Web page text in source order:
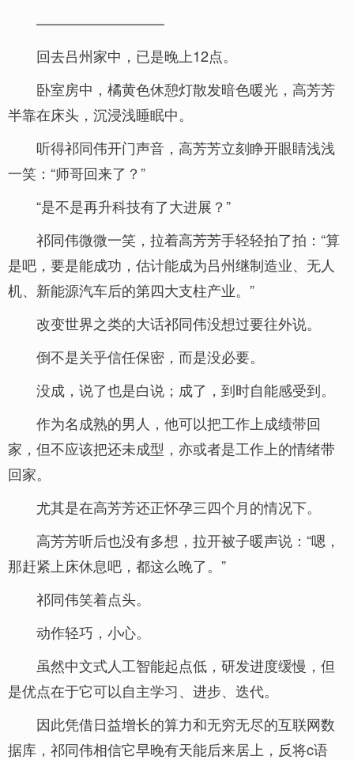
—————————
回去吕州家中，已是晚上12点。
卧室房中，橘黄色休憩灯散发暗色暖光，高芳芳
半靠在床头，沉浸浅睡眠中。
听得祁同伟开门声音，高芳芳立刻睁开眼睛浅浅
一笑：“师哥回来了？”
“是不是再升科技有了大进展？”
祁同伟微微一笑，拉着高芳芳手轻轻拍了拍：“算
是吧，要是能成功，估计能成为吕州继制造业、无人
机、新能源汽车后的第四大支柱产业。”
改变世界之类的大话祁同伟没想过要往外说。
倒不是关乎信任保密，而是没必要。
没成，说了也是白说；成了，到时自能感受到。
作为名成熟的男人，他可以把工作上成绩带回
家，但不应该把还未成型，亦或者是工作上的情绪带
回家。
尤其是在高芳芳还正怀孕三四个月的情况下。
高芳芳听后也没有多想，拉开被子暖声说：“嗯，
那赶紧上床休息吧，都这么晚了。”
祁同伟笑着点头。
动作轻巧，小心。
虽然中文式人工智能起点低，研发进度缓慢，但
是优点在于它可以自主学习、进步、迭代。
因此凭借日益增长的算力和无穷无尽的互联网数
据库，祁同伟相信它早晚有天能后来居上，反将c语